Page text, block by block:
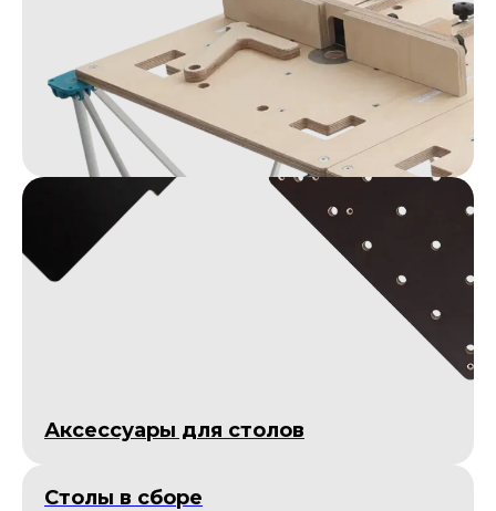
Аксессуары для столов
Столы в сборе